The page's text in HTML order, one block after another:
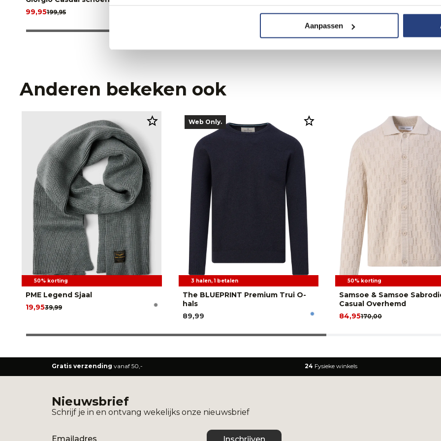
Aanpassen
199,95
99,95 349,95
209,95
Anderen bekeken ook
50% korting
PME Legend Sjaal
39,99
19,95
Web Only.
3 halen, 1 betalen
The BLUEPRINT Premium Trui O-
hals
89,99
50% korting
Samsoe & Samsoe
Casual Overhemd
170,00
84,95
Gratis verzending vanaf 50,- 24 Fysieke winkels
Nieuwsbrief
Schrijf je in en ontvang wekelijks onze nieuwsbrief
Email
Inschrijven